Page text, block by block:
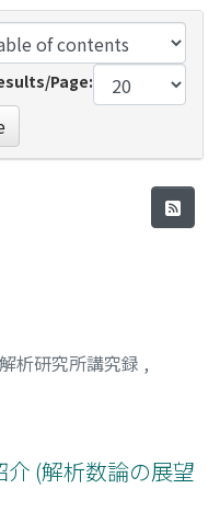
Page:
析研究所講究録 ,
(解析数論の展望